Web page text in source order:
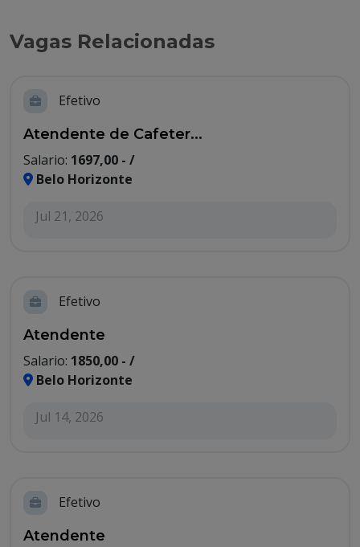
Vagas Relacionadas
Efetivo
Atendente de Cafeter...
Salario: 1697,00 - /
Belo Horizonte
Jul 21, 2026
Efetivo
Atendente
Salario: 1850,00 - /
Belo Horizonte
Jul 14, 2026
Efetivo
Atendente